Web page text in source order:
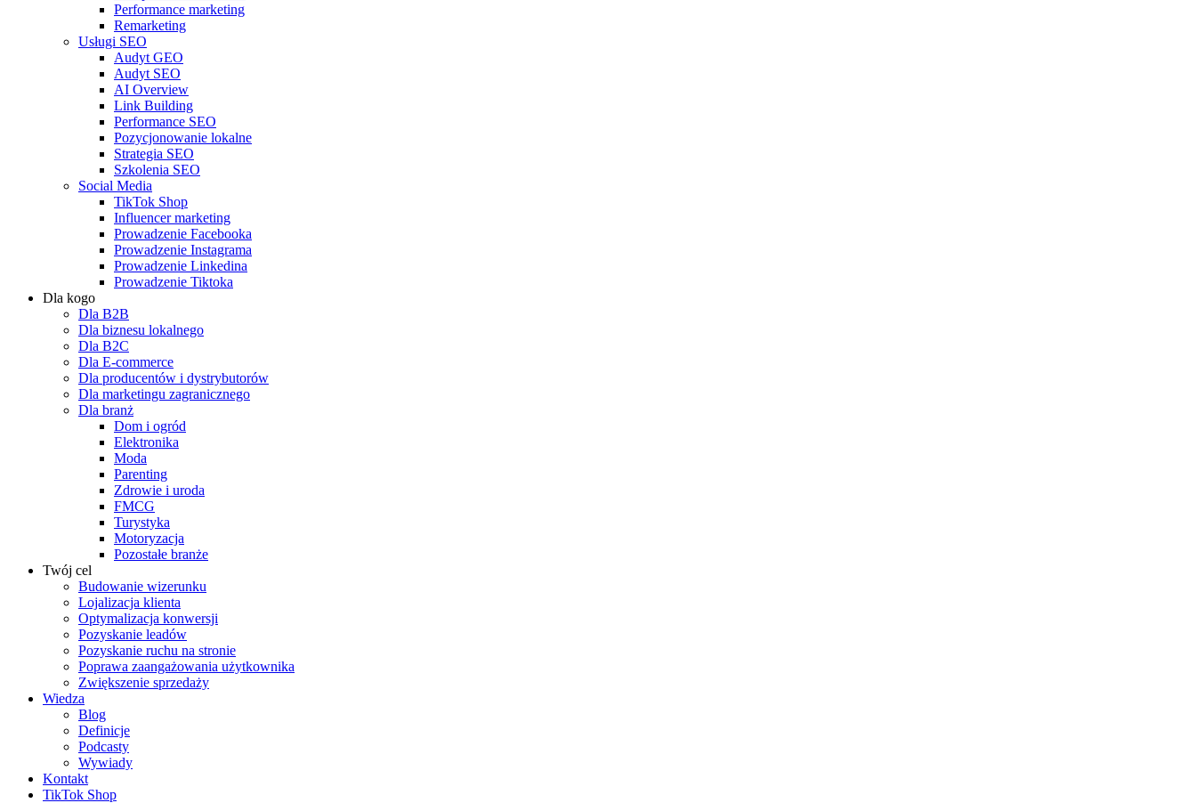
Performance marketing
Remarketing
Usługi SEO
Audyt GEO
Audyt SEO
AI Overview
Link Building
Performance SEO
Pozycjonowanie lokalne
Strategia SEO
Szkolenia SEO
Social Media
TikTok Shop
Influencer marketing
Prowadzenie Facebooka
Prowadzenie Instagrama
Prowadzenie Linkedina
Prowadzenie Tiktoka
Dla kogo
Dla B2B
Dla biznesu lokalnego
Dla B2C
Dla E-commerce
Dla producentów i dystrybutorów
Dla marketingu zagranicznego
Dla branż
Dom i ogród
Elektronika
Moda
Parenting
Zdrowie i uroda
FMCG
Turystyka
Motoryzacja
Pozostałe branże
Twój cel
Budowanie wizerunku
Lojalizacja klienta
Optymalizacja konwersji
Pozyskanie leadów
Pozyskanie ruchu na stronie
Poprawa zaangażowania użytkownika
Zwiększenie sprzedaży
Wiedza
Blog
Definicje
Podcasty
Wywiady
Kontakt
TikTok Shop